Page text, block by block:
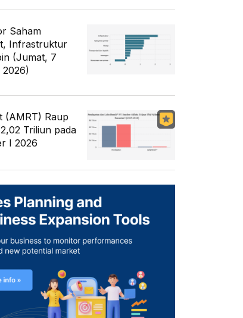
Saham
Infrastruktur
(Jumat, 7
2026)
(AMRT) Raup
Triliun pada
I 2026